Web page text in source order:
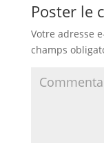
Poster le
Votre adresse
champs